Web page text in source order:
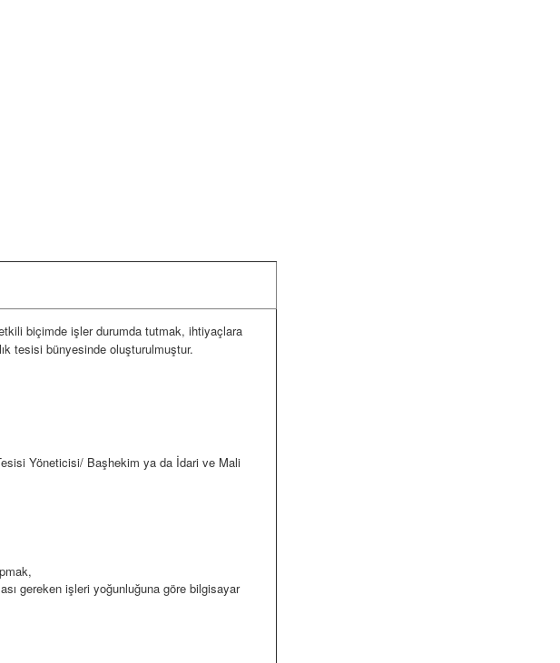
biçimde işler durumda tutmak, ihtiyaçlara
tesisi bünyesinde oluşturulmuştur.
Yöneticisi/ Başhekim ya da İdari ve Mali
gereken işleri yoğunluğuna göre bilgisayar